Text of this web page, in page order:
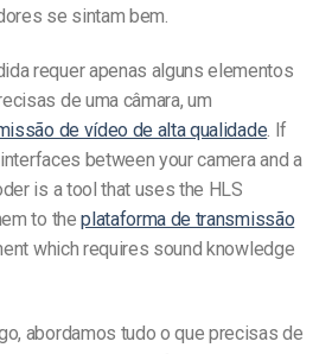
se sintam bem.
requer apenas alguns elementos
de uma câmara, um
de vídeo de alta qualidade. If
between your camera and a
is a tool that uses the HLS
to theplataforma de transmissão
which requires sound knowledge
abordamos tudo o que precisas de